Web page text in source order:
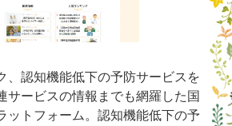
、認知機能低下の予防サービスを
サービスの情報までも網羅した国
ットフォーム。認知機能低下の予